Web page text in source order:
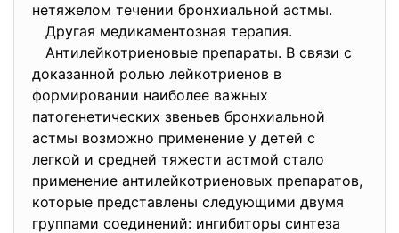
нетяжелом течении бронхиальной астмы.
Другая медикаментозная терапия.
Антилейкотриеновые препараты. В связи с
доказанной ролью лейкотриенов в
формировании наиболее важных
патогенетических звеньев бронхиальной
астмы возможно применение у детей с
легкой и средней тяжести астмой стало
применение антилейкотриеновых препаратов,
которые представлены следующими двумя
группами соединений: ингибиторы синтеза